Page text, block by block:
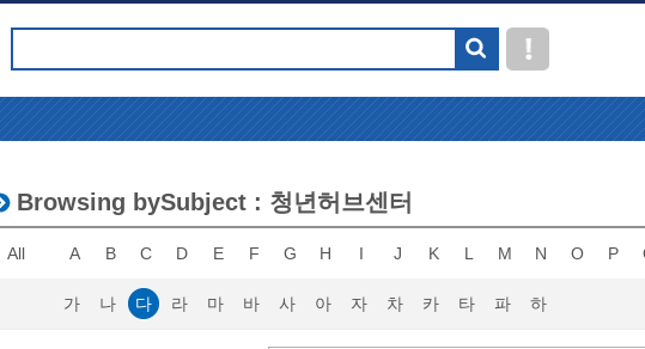
Browsing bySubject : 청년허브센터
All A B C D E F G H I J K L M N O P
가 나 다 라 마 바 사 아 자 차 카 타 파 하